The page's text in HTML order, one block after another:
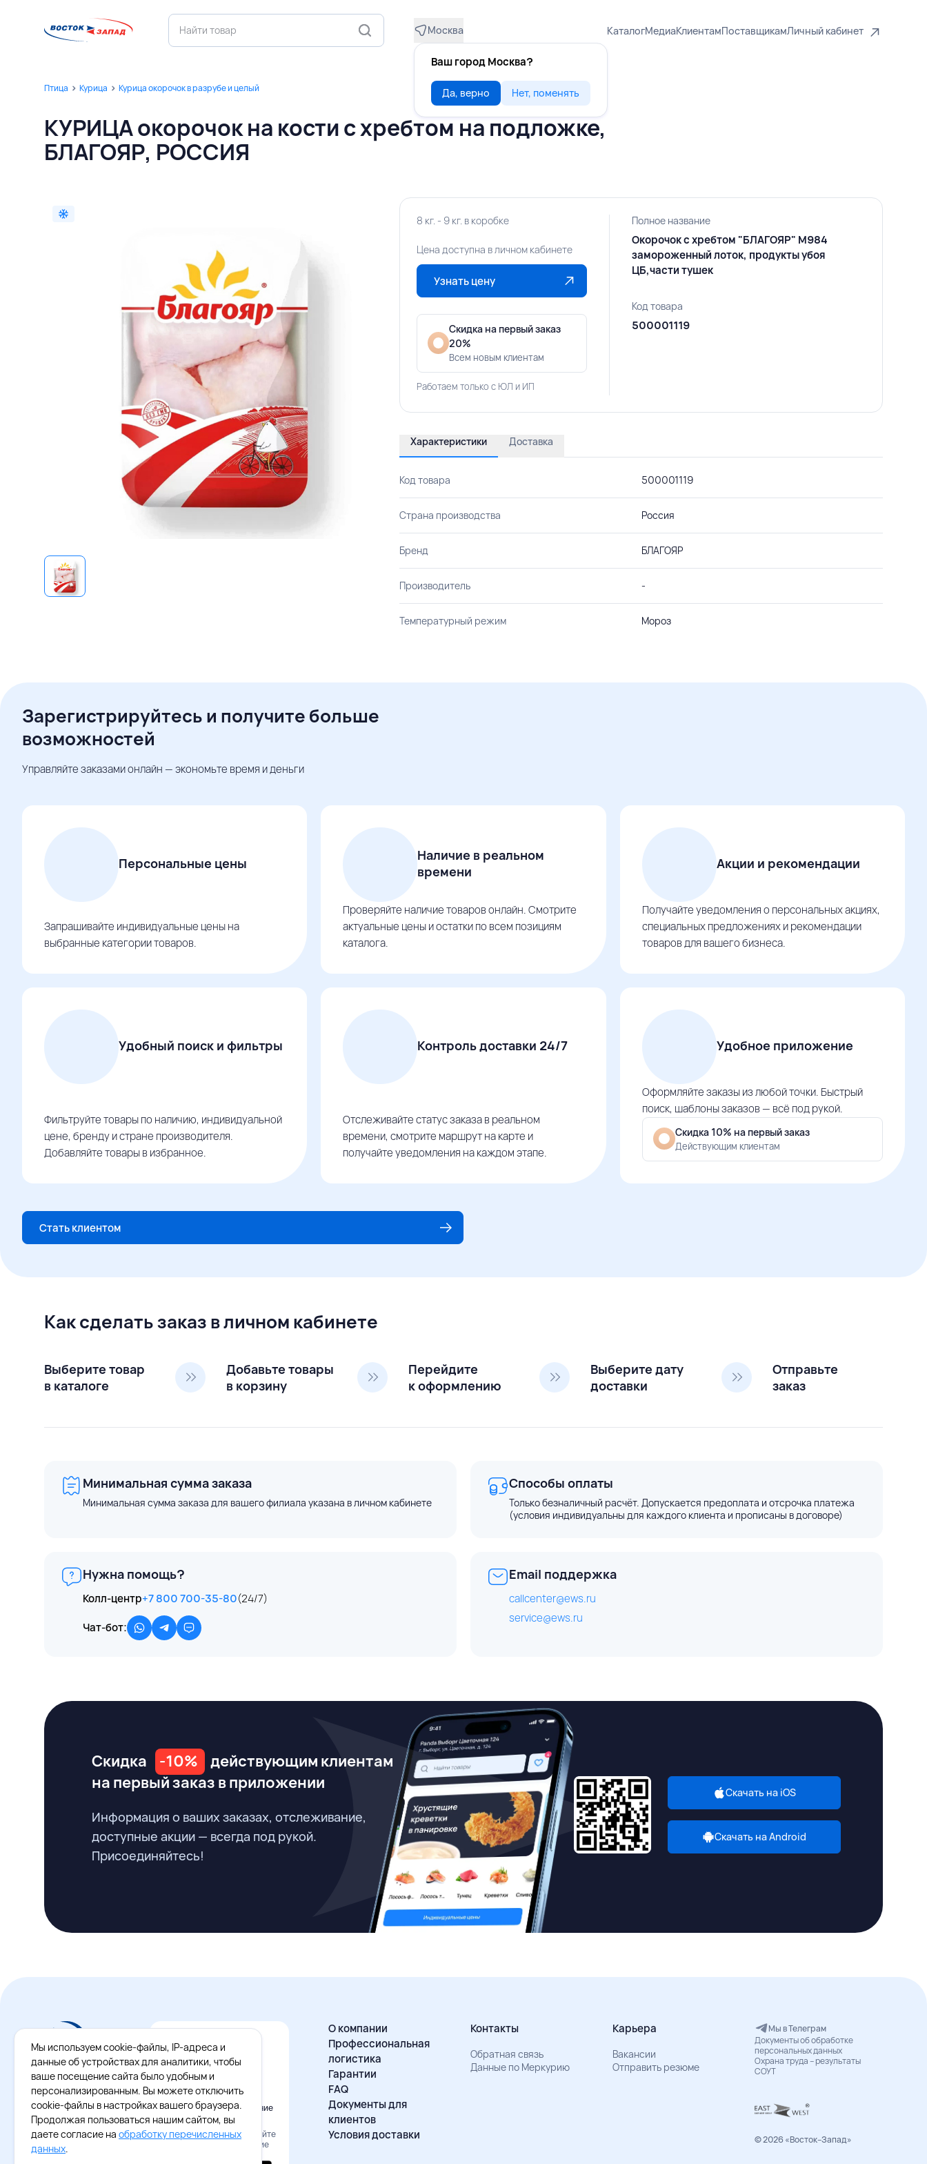
Москва
Ваш город Москва?
Да, верно Нет, поменять
КаталогМедиаКлиентамПоставщикамЛичный кабинет
Птица Курица Курица окорочок в разрубе и целый
КУРИЦА окорочок на кости с хребтом на подложке,
БЛАГОЯР, РОССИЯ
8 кг. - 9 кг. в коробке
Цена доступна в личном кабинете
Узнать цену
Скидка на первый заказ
20%
Всем новым клиентам
Работаем только с ЮЛ и ИП
Полное название
Окорочок с хребтом "БЛАГОЯР" М984
замороженный лоток, продукты убоя
ЦБ,части тушек
Код товара
500001119
Характеристики Доставка
Код товара 500001119
Страна производства Россия
Бренд БЛАГОЯР
Производитель -
Температурный режим Мороз
Зарегистрируйтесь и получите больше
возможностей
Управляйте заказами онлайн — экономьте время и деньги
Персональные цены
Запрашивайте индивидуальные цены на
выбранные категории товаров.
Наличие в реальном
времени
Проверяйте наличие товаров онлайн. Смотрите
актуальные цены и остатки по всем позициям
каталога.
Акции и рекомендации
Получайте уведомления о персональных акциях,
специальных предложениях и рекомендации
товаров для вашего бизнеса.
Удобный поиск и фильтры
Фильтруйте товары по наличию, индивидуальной
цене, бренду и стране производителя.
Добавляйте товары в избранное.
Контроль доставки 24/7
Отслеживайте статус заказа в реальном
времени, смотрите маршрут на карте и
получайте уведомления на каждом этапе.
Удобное приложение
Оформляйте заказы из любой точки. Быстрый
поиск, шаблоны заказов — всё под рукой.
Скидка 10% на первый заказ
Действующим клиентам
Стать клиентом
Как сделать заказ в личном кабинете
Выберите товар
в каталоге
Добавьте товары
в корзину
Перейдите
к оформлению
Выберите дату
доставки
Отправьте
заказ
Минимальная сумма заказа
Минимальная сумма заказа для вашего филиала указана в личном кабинете
Способы оплаты
Только безналичный расчёт. Допускается предоплата и отсрочка платежа
(условия индивидуальны для каждого клиента и прописаны в договоре)
Нужна помощь?
Колл-центр+7 800 700-35-80(24/7)
Чат-бот:
Email поддержка
callcenter@ews.ru
service@ews.ru
Скидка -10%
действующим клиентам
на первый заказ в приложении
Информация о ваших заказах, отслеживание,
доступные акции — всегда под рукой.
Присоединяйтесь!
Скачать на iOS
Скачать на Android
Официальное приложение
Восток - Запад
Наведите камеру и скачайте
бесплатное приложение
О компании
Профессиональная
логистика
Гарантии
FAQ
Документы для
клиентов
Условия доставки
Контакты
Обратная связь
Данные по Меркурию
Карьера
Вакансии
Отправить резюме
Мы в Телеграм
Документы об обработке
персональных данных
Охрана труда – результаты
СОУТ
© 2026 «Восток–Запад»
Мы используем cookie-файлы, IP-адреса и
данные об устройствах для аналитики, чтобы
ваше посещение сайта было удобным и
персонализированным. Вы можете отключить
cookie-файлы в настройках вашего браузера.
Продолжая пользоваться нашим сайтом, вы
даете согласие на обработку перечисленных
данных.